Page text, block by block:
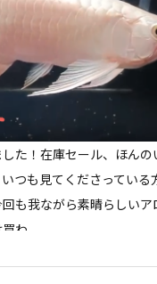
た！在庫セール、ほんの
つも見てくださっている
も我ながら素晴らしい
わ...